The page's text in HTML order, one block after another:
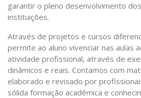
garantir o pleno desenvolvimento
instituições.
Através de projetos e cursos
permite ao aluno vivenciar nas aulas
atividade profissional, através de
dinâmicos e reais. Contamos com
elaborado e revisado por
sólida formação acadêmica e